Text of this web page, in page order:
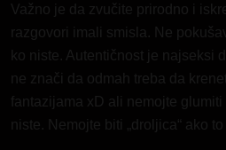
Važno je da zvučite prirodno i
razgovori imali smisla. Ne
ko niste. Autentičnost je najseksi
ne znači da odmah treba da
fantazijama xD ali nemojte glumiti
niste. Nemojte biti „droljica“ ako